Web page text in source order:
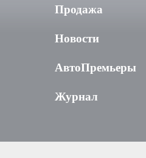
Продажа
Новости
АвтоПремьеры
Журнал